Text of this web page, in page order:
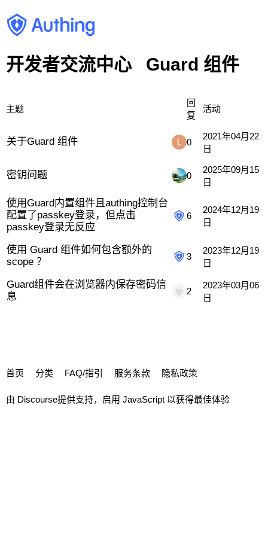
开发者交流中心 Guard 组件
主题
回
复
活动
关于Guard 组件 0
2021年04月22
日
密钥问题 0
2025年09月15
日
使用Guard内置组件且authing控制台
配置了passkey登录，但点击
passkey登录无反应
6
2024年12月19
日
使用 Guard 组件如何包含额外的
scope ？
3
2023年12月19
日
Guard组件会在浏览器内保存密码信
息
2
2023年03月06
日
首页 分类 FAQ/指引 服务条款 隐私政策
由 Discourse提供支持，启用 JavaScript 以获得最佳体验